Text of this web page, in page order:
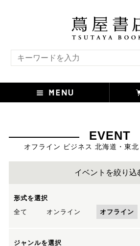
EVENT
オフライン ビジネス 北海道・東
イベントを絞り込
形式を選択
全て
オンライン オフライン
ジャンルを選択